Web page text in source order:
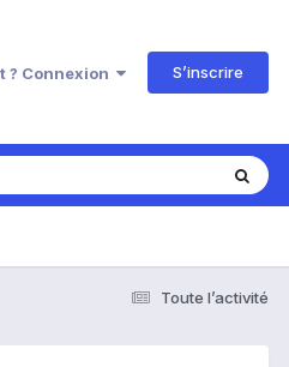
? Connexion S’inscrire
Toute l’activité